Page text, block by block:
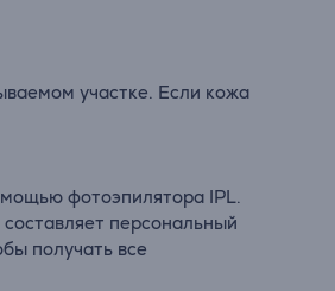
участке. Если кожа
фотоэпилятора IPL.
персональный
получать все